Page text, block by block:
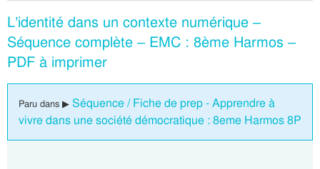
L’identité dans un contexte numérique –
Séquence complète – EMC : 8ème Harmos –
PDF à imprimer
Paru dans ▶ Séquence / Fiche de prep - Apprendre à
vivre dans une société démocratique : 8eme Harmos 8P